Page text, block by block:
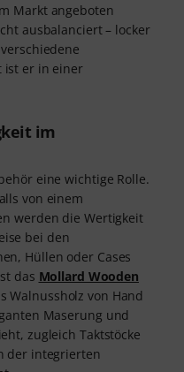
Markt angeboten
ausbalanciert – locker
ist er in einer
im
eine wichtige Rolle.
von einem
werden die Wertigkeit
bei den
Hüllen oder Cases
das Mollard Wooden
Walnussholz von Hand
Maserung und
zugleich Taktstöcke
der integrierten